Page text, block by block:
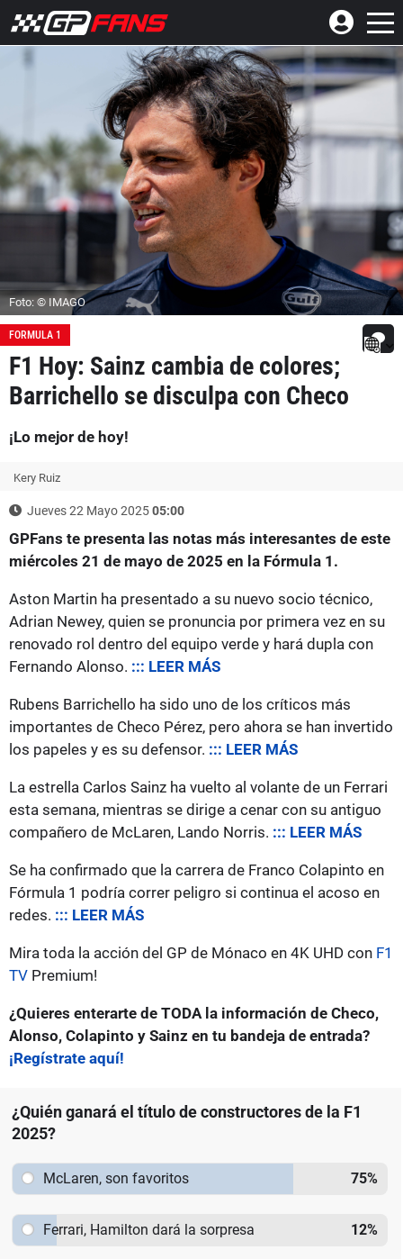
Foto: © IMAGO
FORMULA 1
F1 Hoy: Sainz cambia de colores;
Barrichello se disculpa con Checo
¡Lo mejor de hoy!
Kery Ruiz
Jueves 22 Mayo 202505:00
GPFans te presenta las notas más interesantes de este
miércoles 21 de mayo de 2025 en la Fórmula 1.
Aston Martin ha presentado a su nuevo socio técnico,
Adrian Newey, quien se pronuncia por primera vez en su
renovado rol dentro del equipo verde y hará dupla con
Fernando Alonso. ::: LEER MÁS
Rubens Barrichello ha sido uno de los críticos más
importantes de Checo Pérez, pero ahora se han invertido
los papeles y es su defensor. ::: LEER MÁS
La estrella Carlos Sainz ha vuelto al volante de un Ferrari
esta semana, mientras se dirige a cenar con su antiguo
compañero de McLaren, Lando Norris. ::: LEER MÁS
Se ha confirmado que la carrera de Franco Colapinto en
Fórmula 1 podría correr peligro si continua el acoso en
redes. ::: LEER MÁS
Mira toda la acción del GP de Mónaco en 4K UHD con F1
TV Premium!
¿Quieres enterarte de TODA la información de Checo,
Alonso, Colapinto y Sainz en tu bandeja de entrada?
¡Regístrate aquí!
¿Quién ganará el título de constructores de la F1
2025?
McLaren, son favoritos 75%
Ferrari, Hamilton dará la sorpresa 12%